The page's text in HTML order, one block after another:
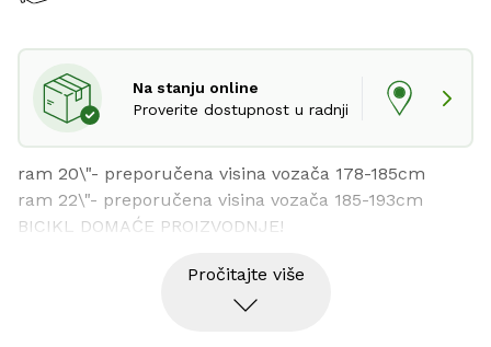
Na stanju online
Proverite dostupnost u radnji
ram 20\"- preporučena visina vozača 178-185cm
ram 22\"- preporučena visina vozača 185-193cm
BICIKL DOMAĆE PROIZVODNJE!
Pročitajte više